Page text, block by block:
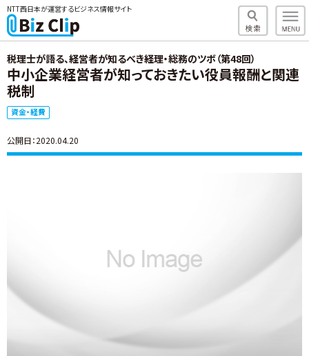
NTT西日本が運営するビジネス情報サイト
税理士が語る、経営者が知るべき経理・総務のツボ（第48回）
中小企業経営者が知っておきたい役員報酬と関連
税制
資金・経費
公開日：2020.04.20